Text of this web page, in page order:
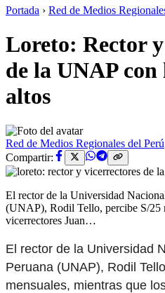
Portada › Red de Medios
Loreto: Rector
de la UNAP con
altos
Red de Medios Regionales del Perú
Compartir:
El rector de la Universidad
(UNAP), Rodil Tello, percibe S/25
vicerrectores Juan…
El rector de la Universidad
Peruana (UNAP), Rodil
mensuales, mientras que